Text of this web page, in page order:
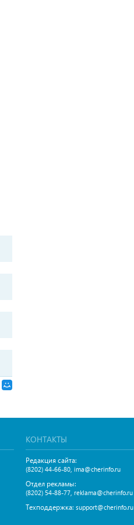
КОНТАКТЫ
Редакция сайта:
(8202) 44-66-80, ima@cherinfo.ru
Отдел рекламы:
(8202) 54-88-77, reklama@cherinfo.ru
Техподдержка: support@cherinfo.ru